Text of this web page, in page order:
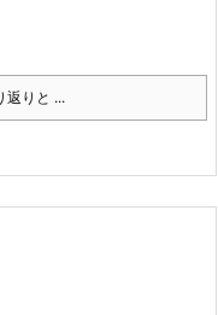
返りと ...